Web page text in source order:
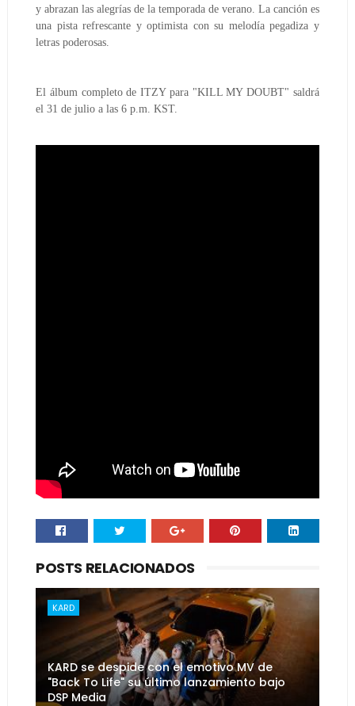
y abrazan las alegrías de la temporada de verano. La canción es
una pista refrescante y optimista con su melodía pegadiza y
letras poderosas.
El álbum completo de ITZY para "KILL MY DOUBT" saldrá
el 31 de julio a las 6 p.m. KST.
POSTS RELACIONADOS
KARD
KARD se despide con el emotivo MV de
"Back To Life" su último lanzamiento bajo
DSP Media